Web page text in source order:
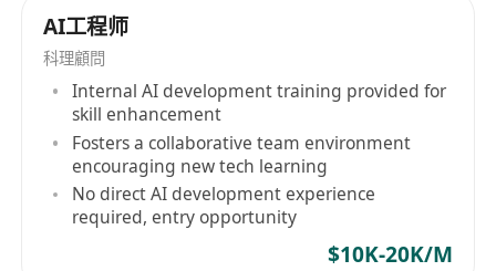
初，汉阳科技就提出了适用于全季节、全场景庭院
作业的“1+N”多功能产品设计理念，发明了全球首款
消费级模块化庭院机器人，并率先推出首款消费级
扫雪机器人。 汉阳科技坚持核心技术的自研自产，
公司七成员工为研发人员。汉阳科技的产品理念侧
重于易用、耐用、智能，旨在重新定义庭院劳作和
生活方式，以提供轻松、舒适的高品质庭院维护体
验。此外，汉阳科技已受到包括ABC News、CBC、
Forbes、Kaleva、CGTN、东方卫视和新华社在内
AI工程师
科理顧問
Internal AI development training provided for
skill enhancement
Fosters a collaborative team environment
encouraging new tech learning
No direct AI development experience
required, entry opportunity
$10K-20K/M